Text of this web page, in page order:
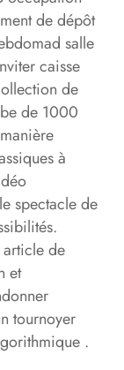
de dépôt
salle
caisse
de
de 1000
à
spectacle de
de
et
tournoyer
.